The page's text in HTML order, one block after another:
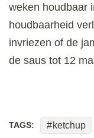
weken houdbaar
houdbaarheid
invriezen of de
de saus tot 12
TAGS: ketchup